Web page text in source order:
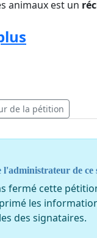
animaux est un
tard, la
et les refuges
justice n'a
détenus par
animaux à titre
de la pétition
l'administrateur de ce
fermé cette
les
des signataires.